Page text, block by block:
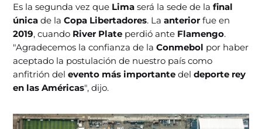
Es la segunda vez que Lima será la sede de lafinal
única de laCopa Libertadores. Laanterior fue en
2019, cuando River Plate perdió ante Flamengo.
"Agradecemos la confianza de laConmebol por haber
aceptado la postulación de nuestro país como
anfitrión delevento más importante deldeporte rey
en las Américas", dijo.